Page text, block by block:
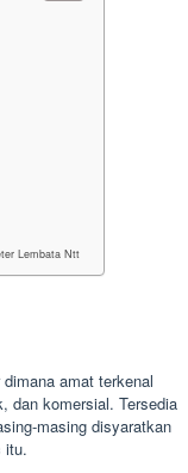
Lembata Ntt
amat terkenal
dan komersial. Tersedia
masing disyaratkan
itu.